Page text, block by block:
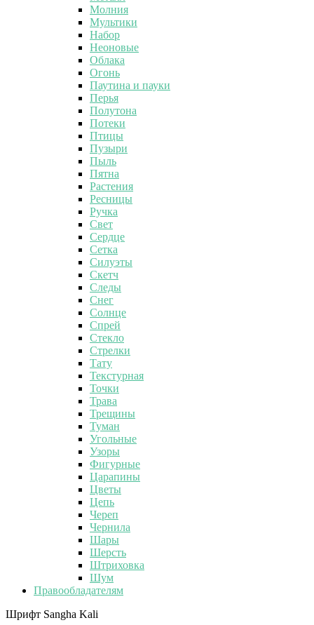
Молния
Мультики
Набор
Неоновые
Облака
Огонь
Паутина и пауки
Перья
Полутона
Потеки
Птицы
Пузыри
Пыль
Пятна
Растения
Ресницы
Ручка
Свет
Сердце
Сетка
Силуэты
Скетч
Следы
Снег
Солнце
Спрей
Стекло
Стрелки
Тату
Текстурная
Точки
Трава
Трещины
Туман
Угольные
Узоры
Фигурные
Царапины
Цветы
Цепь
Череп
Чернила
Шары
Шерсть
Штриховка
Шум
Правообладателям
Шрифт Sangha Kali